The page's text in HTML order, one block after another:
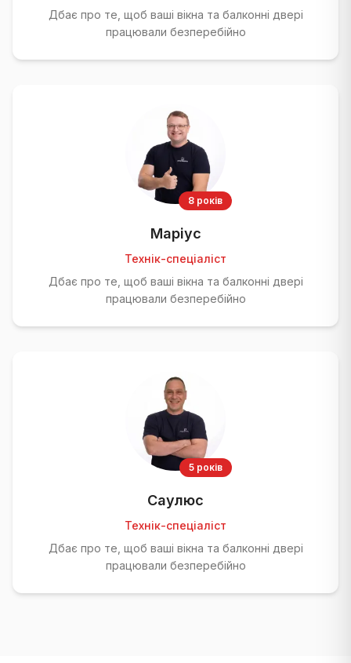
Дбає про те, щоб ваші вікна та балконні двері
працювали безперебійно
8 років
Маріус
Технік-спеціаліст
Дбає про те, щоб ваші вікна та балконні двері
працювали безперебійно
5 років
Саулюс
Технік-спеціаліст
Дбає про те, щоб ваші вікна та балконні двері
працювали безперебійно